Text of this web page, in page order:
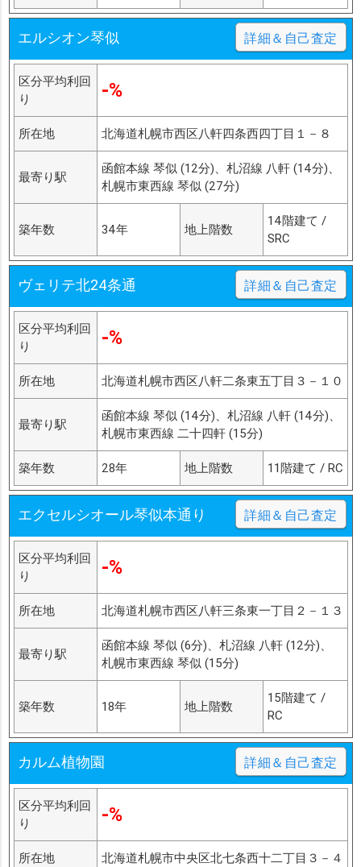
エルシオン琴似 詳細＆自己査定
区分平均利回
り
-%
所在地 北海道札幌市西区八軒四条西四丁目１－８
最寄り駅
函館本線 琴似 (12分)、札沼線 八軒 (14分)、
札幌市東西線 琴似 (27分)
築年数 34年 地上階数
14階建て /
SRC
ヴェリテ北24条通 詳細＆自己査定
区分平均利回
り
-%
所在地 北海道札幌市西区八軒二条東五丁目３－１０
最寄り駅
函館本線 琴似 (14分)、札沼線 八軒 (14分)、
札幌市東西線 二十四軒 (15分)
築年数 28年 地上階数 11階建て / RC
エクセルシオール琴似本通り 詳細＆自己査定
区分平均利回
り
-%
所在地 北海道札幌市西区八軒三条東一丁目２－１３
最寄り駅
函館本線 琴似 (6分)、札沼線 八軒 (12分)、
札幌市東西線 琴似 (15分)
築年数 18年 地上階数
15階建て /
RC
カルム植物園 詳細＆自己査定
区分平均利回
り
-%
所在地 北海道札幌市中央区北七条西十二丁目３－４